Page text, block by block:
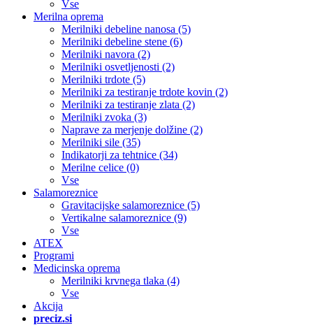
Vse
Merilna oprema
Merilniki debeline nanosa (5)
Merilniki debeline stene (6)
Merilniki navora (2)
Merilniki osvetljenosti (2)
Merilniki trdote (5)
Merilniki za testiranje trdote kovin (2)
Merilniki za testiranje zlata (2)
Merilniki zvoka (3)
Naprave za merjenje dolžine (2)
Merilniki sile (35)
Indikatorji za tehtnice (34)
Merilne celice (0)
Vse
Salamoreznice
Gravitacijske salamoreznice (5)
Vertikalne salamoreznice (9)
Vse
ATEX
Programi
Medicinska oprema
Merilniki krvnega tlaka (4)
Vse
Akcija
preciz.si